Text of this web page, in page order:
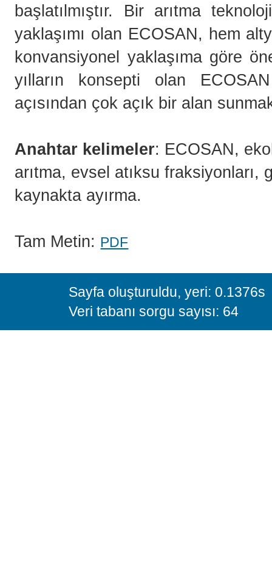
başlatılmıştır. Bir arıtma
yaklaşımı olan ECOSAN, hem
konvansiyonel yaklaşıma göre
yılların konsepti olan
açısından çok açık bir alan
Anahtar kelimeler: ECOSAN,
arıtma, evsel atıksu fraksiyonları,
kaynakta ayırma.
Tam Metin: PDF
Sayfa oluşturuldu, yeri: 0.1376s
Veri tabanı sorgu sayısı: 64